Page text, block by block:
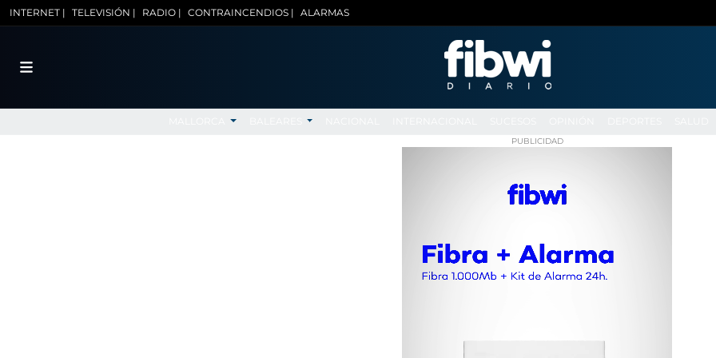
INTERNET | TELEVISIÓN | RADIO | CONTRAINCENDIOS | ALARMAS